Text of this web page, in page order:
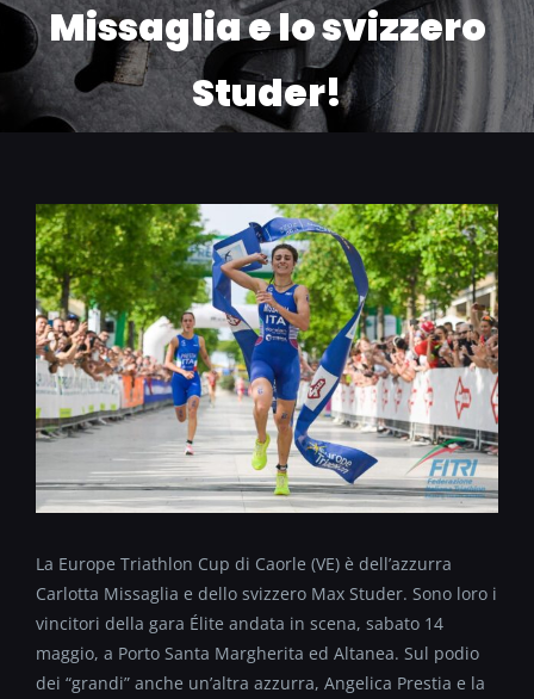
Missaglia e lo svizzero
Studer!
La Europe Triathlon Cup di Caorle (VE) è dell’azzurra
Carlotta Missaglia e dello svizzero Max Studer. Sono loro i
vincitori della gara Élite andata in scena, sabato 14
maggio, a Porto Santa Margherita ed Altanea. Sul podio
dei “grandi” anche un’altra azzurra, Angelica Prestia e la